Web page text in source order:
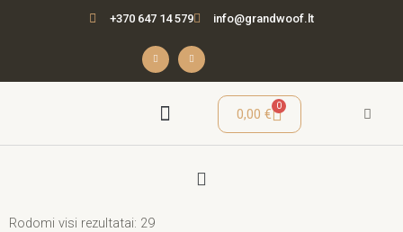
+370 647 14 579 info@grandwoof.lt
F
a
e
b
I
n
t
a
0,00€
0
Cart
Menu
Rodomi visi rezultatai: 29